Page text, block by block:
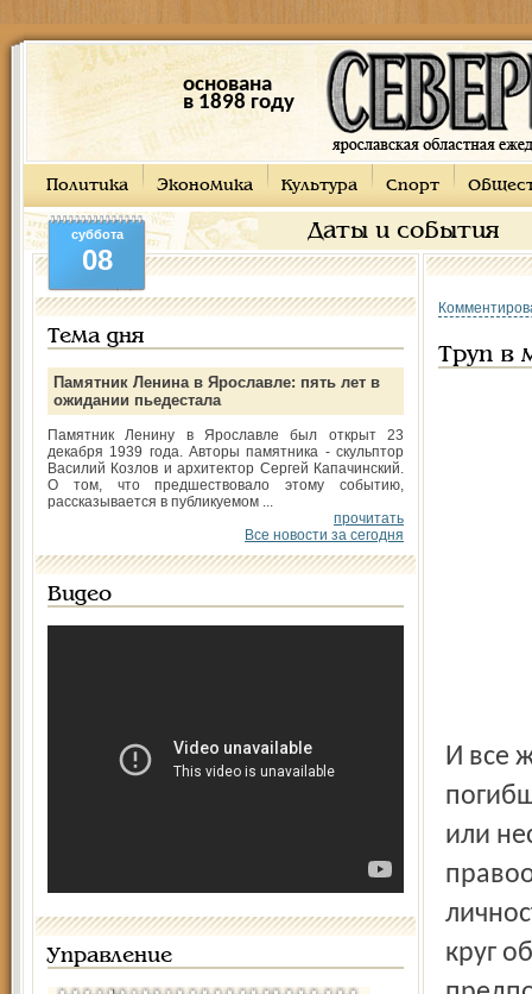
основана
в 1898 году
Политика Экономика Культура Спорт
Даты и события
суббота
08
Тема дня
Памятник Ленина в Ярославле: пять лет в
ожидании пьедестала
Памятник Ленину в Ярославле был открыт 23
декабря 1939 года. Авторы памятника - скульптор
Василий Козлов и архитектор Сергей Капачинский.
О том, что предшествовало этому событию,
рассказывается в публикуемом ...
прочитать
Все новости за сегодня
Видео
Управление
Труп в
И все
или
круг